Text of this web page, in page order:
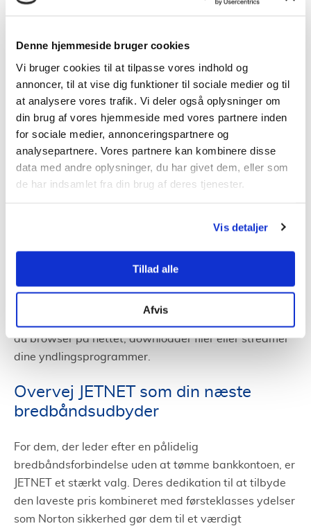
Denne hjemmeside bruger cookies
Vi bruger cookies til at tilpasse vores indhold og
annoncer, til at vise dig funktioner til sociale medier og til
at analysere vores trafik. Vi deler også oplysninger om
din brug af vores hjemmeside med vores partnere inden
for sociale medier, annonceringspartnere og
analysepartnere. Vores partnere kan kombinere disse
data med andre oplysninger, du har givet dem, eller som
de har indsamlet fra din brug af deres tjenester.
Vis detaljer
Tillad alle
Afvis
står de som et attraktivt valg for mange.
Billigt men kvalitetsrigt
bredbåndsudbyder, men det betyder ikke, at man skal
gå på kompromis med kvaliteten. JETNET viser, at det
er muligt at kombinere de to. Firmaet er fast besluttet
på at give deres kunder den bedste værdi for
pengene, hvilket afspejler sig i deres attraktive priser.
Norton sikkerhed inkluderet
I en tid, hvor online sikkerhed er mere afgørende end
nogensinde, er det rart at vide, at man er beskyttet.
du browser på nettet, downloader filer eller streamer
dine yndlingsprogrammer.
Overvej JETNET som din næste
bredbåndsudbyder
For dem, der leder efter en pålidelig
bredbåndsforbindelse uden at tømme bankkontoen, er
JETNET et stærkt valg. Deres dedikation til at tilbyde
den laveste pris kombineret med førsteklasses ydelser
som Norton sikkerhed gør dem til et værdigt